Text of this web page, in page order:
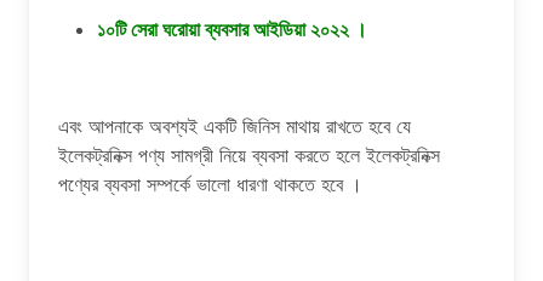
১০টি সেরা ঘরোয়া ব্যবসার আইডিয়া ২০২২ ।
এবং আপনাকে অবশ্যই একটি জিনিস মাথায় রাখতে হবে যে
ইলেকট্রনিক্স পণ্য সামগ্রী নিয়ে ব্যবসা করতে হলে ইলেকট্রনিক্স
পণ্যের ব্যবসা সম্পর্কে ভালো ধারণা থাকতে হবে ।